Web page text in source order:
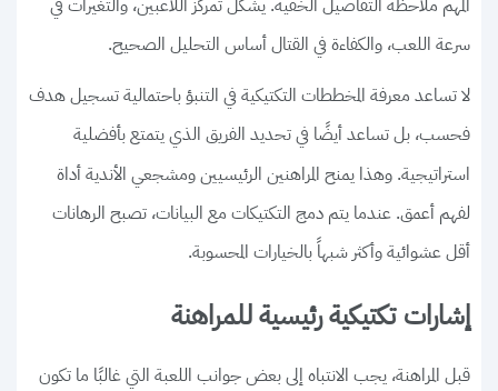
المهم ملاحظة التفاصيل الخفية. يشكل تمركز اللاعبين، والتغيرات في
سرعة اللعب، والكفاءة في القتال أساس التحليل الصحيح.
لا تساعد معرفة المخططات التكتيكية في التنبؤ باحتمالية تسجيل هدف
فحسب، بل تساعد أيضًا في تحديد الفريق الذي يتمتع بأفضلية
استراتيجية. وهذا يمنح المراهنين الرئيسيين ومشجعي الأندية أداة
لفهم أعمق. عندما يتم دمج التكتيكات مع البيانات، تصبح الرهانات
أقل عشوائية وأكثر شبهاً بالخيارات المحسوبة.
إشارات تكتيكية رئيسية للمراهنة
قبل المراهنة، يجب الانتباه إلى بعض جوانب اللعبة التي غالبًا ما تكون